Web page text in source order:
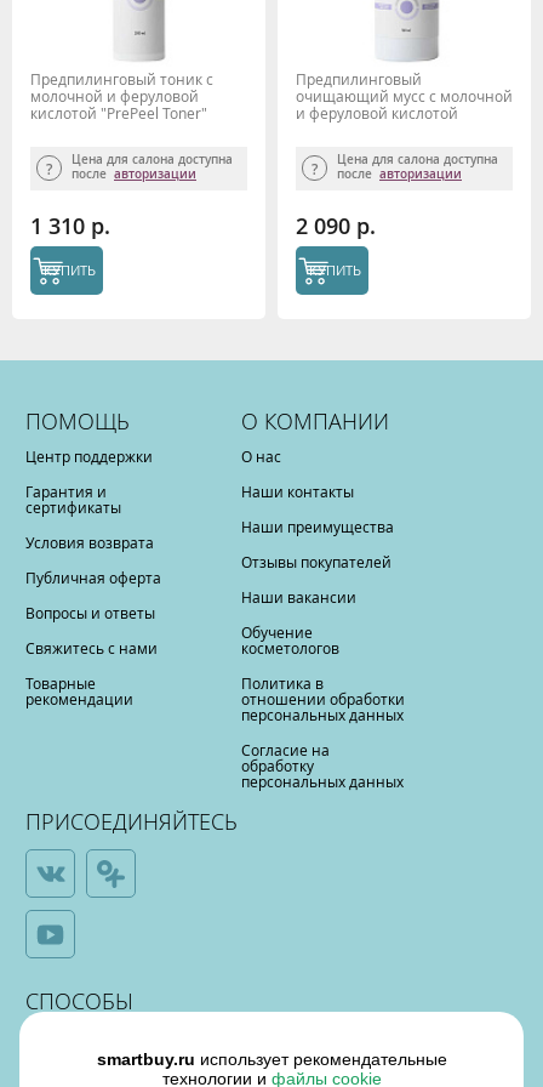
Предпилинговый тоник с
молочной и феруловой
кислотой "PrePeel Toner"
Цена для салона доступна
после авторизации
1 310 р.
КУПИТЬ
Предпилинговый
очищающий мусс с молочной
и феруловой кислотой
Цена для салона доступна
после авторизации
2 090 р.
КУПИТЬ
ПОМОЩЬ
Центр поддержки
Гарантия и
сертификаты
Условия возврата
Публичная оферта
Вопросы и ответы
Свяжитесь с нами
Товарные
рекомендации
О КОМПАНИИ
О нас
Наши контакты
Наши преимущества
Отзывы покупателей
Наши вакансии
Обучение
косметологов
Политика в
отношении обработки
персональных данных
Согласие на
обработку
персональных данных
ПРИСОЕДИНЯЙТЕСЬ
СПОСОБЫ
ОПЛАТЫ
smartbuy.ru использует рекомендательные
технологии и файлы cookie